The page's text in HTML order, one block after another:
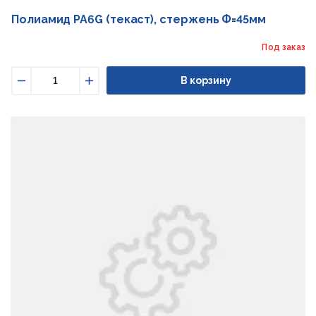
Полиамид PA6G (текаст), стержень Ф=45мм
Под заказ
Увеличить
В корзину